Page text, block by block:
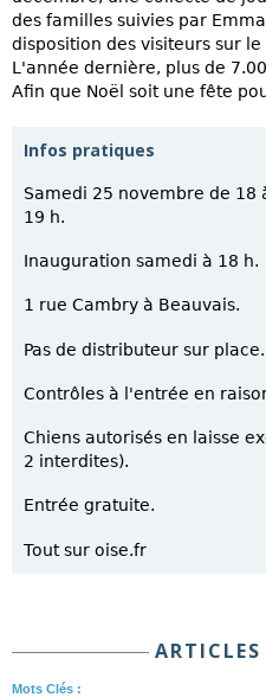
des familles suivies par
disposition des visiteurs sur
L'année dernière, plus de
Afin que Noël soit une fête
Infos pratiques
Samedi 25 novembre de 18
19 h.
Inauguration samedi à 18 h.
1 rue Cambry à Beauvais.
Pas de distributeur sur place.
Contrôles à l'entrée en
Chiens autorisés en laisse
2 interdites).
Entrée gratuite.
Tout sur oise.fr
ARTICLES
Mots Clés :